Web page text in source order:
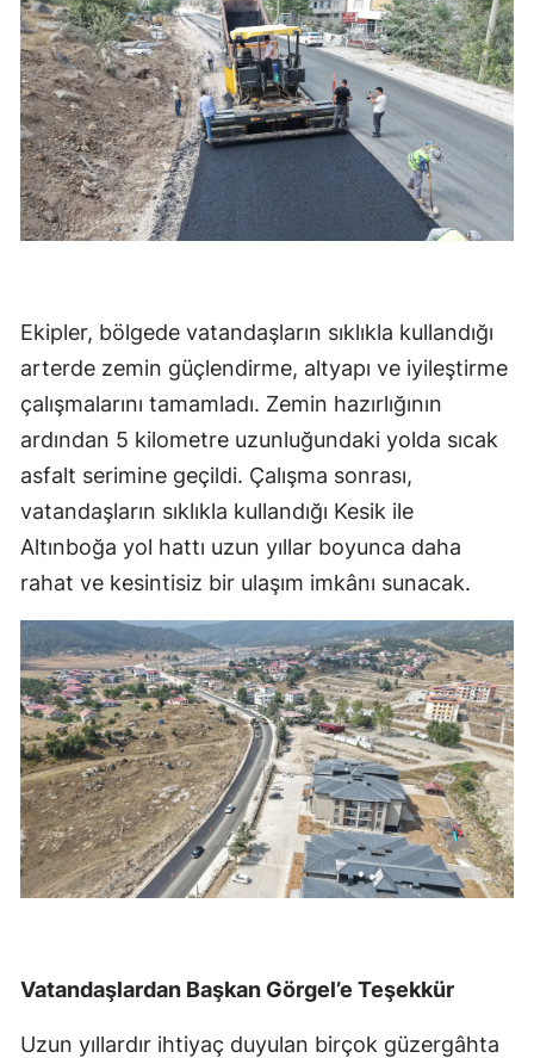
Ekipler, bölgede vatandaşların sıklıkla kullandığı
arterde zemin güçlendirme, altyapı ve iyileştirme
çalışmalarını tamamladı. Zemin hazırlığının
ardından 5 kilometre uzunluğundaki yolda sıcak
asfalt serimine geçildi. Çalışma sonrası,
vatandaşların sıklıkla kullandığı Kesik ile
Altınboğa yol hattı uzun yıllar boyunca daha
rahat ve kesintisiz bir ulaşım imkânı sunacak.
Vatandaşlardan Başkan Görgel’e Teşekkür
Uzun yıllardır ihtiyaç duyulan birçok güzergâhta